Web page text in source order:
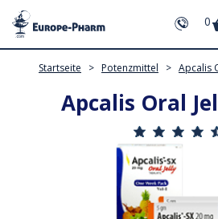
0
Startseite > Potenzmittel > Apcalis
Apcalis Oral